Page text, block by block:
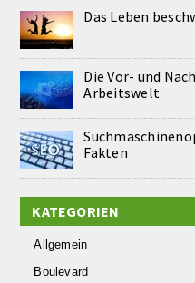
Das Leben
Die Vor- und
Arbeitswelt
Fakten
KATEGORIEN
Allgemein
Boulevard